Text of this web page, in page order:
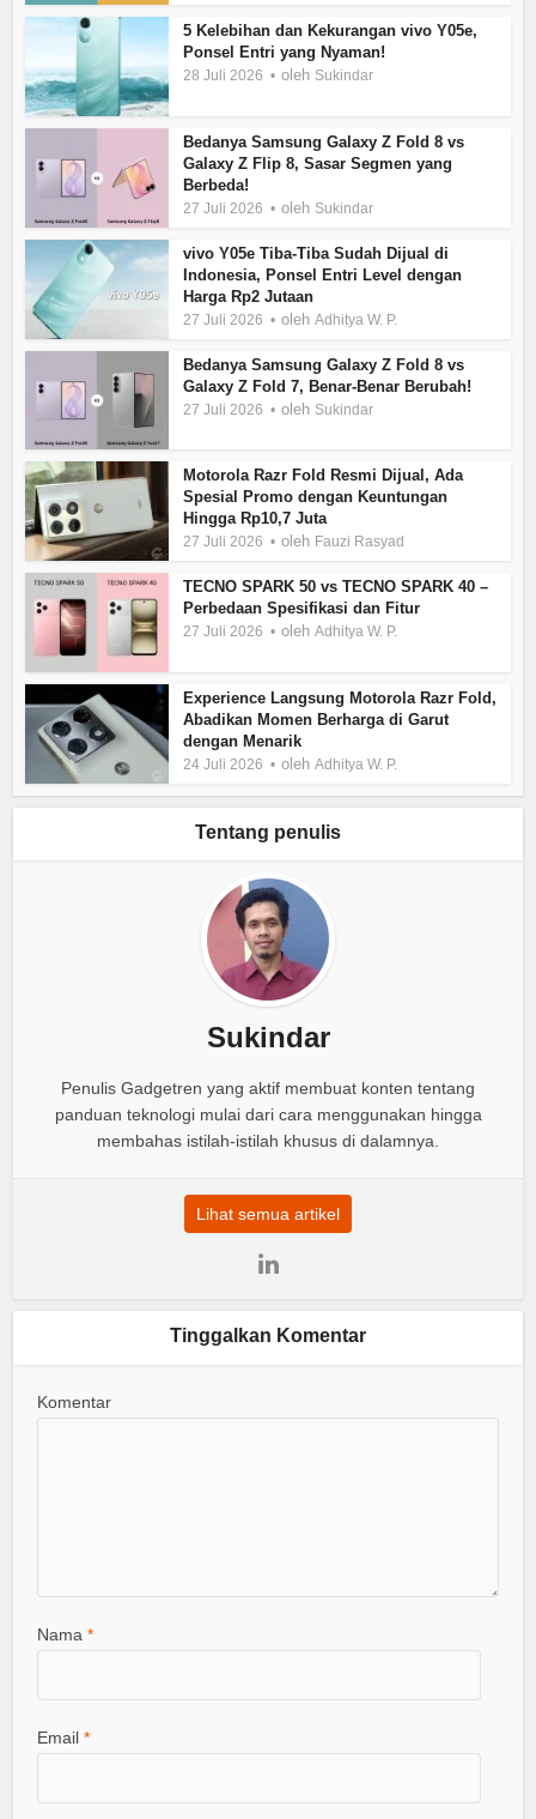
5 Kelebihan dan Kekurangan vivo Y05e,
Ponsel Entri yang Nyaman!
28 Juli 2026 oleh Sukindar
Bedanya Samsung Galaxy Z Fold 8 vs
Galaxy Z Flip 8, Sasar Segmen yang
Berbeda!
27 Juli 2026 oleh Sukindar
vivo Y05e Tiba-Tiba Sudah Dijual di
Indonesia, Ponsel Entri Level dengan
Harga Rp2 Jutaan
27 Juli 2026 olehAdhitya W. P.
Bedanya Samsung Galaxy Z Fold 8 vs
Galaxy Z Fold 7, Benar-Benar Berubah!
27 Juli 2026 oleh Sukindar
Motorola Razr Fold Resmi Dijual, Ada
Spesial Promo dengan Keuntungan
Hingga Rp10,7 Juta
27 Juli 2026 oleh Fauzi Rasyad
TECNO SPARK 50 vs TECNO SPARK 40 –
Perbedaan Spesifikasi dan Fitur
27 Juli 2026 olehAdhitya W. P.
Experience Langsung Motorola Razr Fold,
Abadikan Momen Berharga di Garut
dengan Menarik
24 Juli 2026 olehAdhitya W. P.
Tentang penulis
Sukindar
Penulis Gadgetren yang aktif membuat konten tentang
panduan teknologi mulai dari cara menggunakan hingga
membahas istilah-istilah khusus di dalamnya.
Lihat semua artikel
Tinggalkan Komentar
Komentar
Nama*
Email*